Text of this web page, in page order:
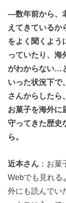
―数年前から、
えてきているか
をよく聞くよう
っていたり、海
がわからない…
いった状況下で
さんからしたら
お菓子を海外に
守ってきた歴史
ら。
近本さん ：お
Webでも見れる
外にも読んでい